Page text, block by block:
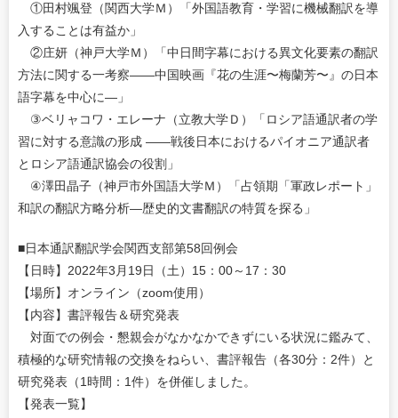
①田村颯登（関西大学Ｍ）「外国語教育・学習に機械翻訳を導
入することは有益か」
②庄妍（神戸大学Ｍ）「中日間字幕における異文化要素の翻訳
方法に関する一考察――中国映画『花の生涯〜梅蘭芳〜』の日本
語字幕を中心に―」
③ベリャコワ・エレーナ（立教大学Ｄ）「ロシア語通訳者の学
習に対する意識の形成 ――戦後日本におけるパイオニア通訳者
とロシア語通訳協会の役割」
④澤田晶子（神戸市外国語大学Ｍ）「占領期「軍政レポート」
和訳の翻訳方略分析—歴史的文書翻訳の特質を探る」
■日本通訳翻訳学会関西支部第58回例会
【日時】2022年3月19日（土）15：00～17：30
【場所】オンライン（zoom使用）
【内容】書評報告＆研究発表
対面での例会・懇親会がなかなかできずにいる状況に鑑みて、
積極的な研究情報の交換をねらい、書評報告（各30分：2件）と
研究発表（1時間：1件）を併催しました。
【発表一覧】